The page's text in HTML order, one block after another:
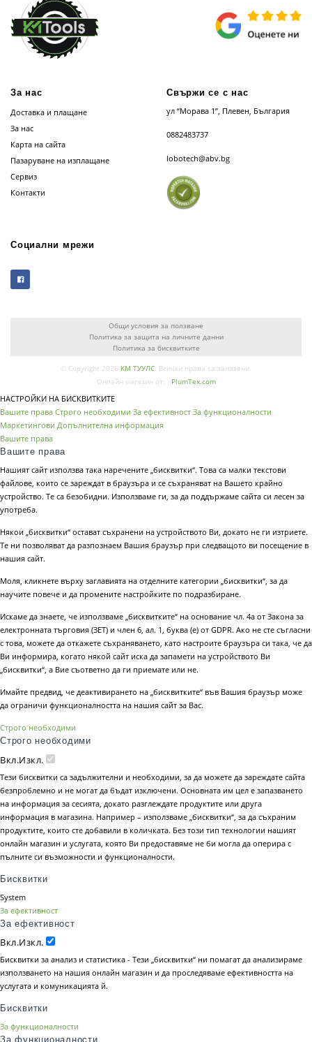
За нас
Доставка и плащане
За нас
Карта на сайта
Пазаруване на изплащане
Сервиз
Контакти
Свържи се с нас
ул “Морава 1”, Плевен, България
0882483737
lobotech@abv.bg
Социални мрежи
Общи условия за ползване
Политика за защита на личните данни
Политика за бисквитките
© Copyright 2026 КМ ТУУЛС . Всички права са запазени.
Онлайн магазин от:
PlumTex.com
НАСТРОЙКИ НА БИСКВИТКИТЕ
Вашите права Строго необходими За ефективност За функционалности
Маркетингови Допълнителна информация
Вашите права
Вашите права
Нашият сайт използва така наречените „бисквитки“. Това са малки текстови
файлове, които се зареждат в браузъра и се съхраняват на Вашето крайно
устройство. Те са безобидни. Използваме ги, за да поддържаме сайта си лесен за
употреба.
Някои „бисквитки“ остават съхранени на устройството Ви, докато не ги изтриете.
Те ни позволяват да разпознаем Вашия браузър при следващото ви посещение в
нашия сайт.
Моля, кликнете върху заглавията на отделните категории „бисквитки“, за да
научите повече и да промените настройките по подразбиране.
Искаме да знаете, че използваме „бисквитките“ на основание чл. 4а от Закона за
електронната търговия (ЗЕТ) и член 6, ал. 1, буква (е) от GDPR. Ако не сте съгласни
с това, можете да откажете съхраняването, като настроите браузъра си така, че да
Ви информира, когато някой сайт иска да запамети на устройството Ви
„бисквитки“, а Вие съответно да ги приемате или не.
Имайте предвид, че деактивирането на „бисквитките“ във Вашия браузър може
да ограничи функционалността на нашия сайт за Вас.
Строго необходими
Строго необходими
Вкл.Изкл.
Тези бисквитки са задължителни и необходими, за да можете да зареждате сайта
безпроблемно и не могат да бъдат изключени. Основната им цел е запазването
на информация за сесията, докато разглеждате продуктите или друга
информация в магазина. Например – използваме „бисквитки“, за да съхраним
продуктите, които сте добавили в количката. Без този тип технологии нашият
онлайн магазин и услугата, която Ви предоставяме не би могла да оперира с
пълните си възможности и функционалности.
Бисквитки
System
За ефективност
За ефективност
Вкл.Изкл.
Бисквитки за анализ и статистика - Тези „бисквитки“ ни помагат да анализираме
използването на нашия онлайн магазин и да проследяваме ефективността на
услугата и комуникацията й.
Бисквитки
За функционалности
За функционалности